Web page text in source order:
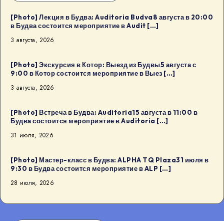
[Photo] Лекция в Будва: Auditoria Budva8 августа в 20:00
в Будва состоится мероприятие в Audit […]
3 августа, 2026
[Photo] Экскурсия в Котор: Выезд из Будвы5 августа с
9:00 в Котор состоится мероприятие в Выез […]
3 августа, 2026
[Photo] Встреча в Будва: Auditoria15 августа в 11:00 в
Будва состоится мероприятие в Auditoria […]
31 июля, 2026
[Photo] Мастер-класс в Будва: ALPHA TQ Plaza31 июля в
9:30 в Будва состоится мероприятие в ALP […]
28 июля, 2026